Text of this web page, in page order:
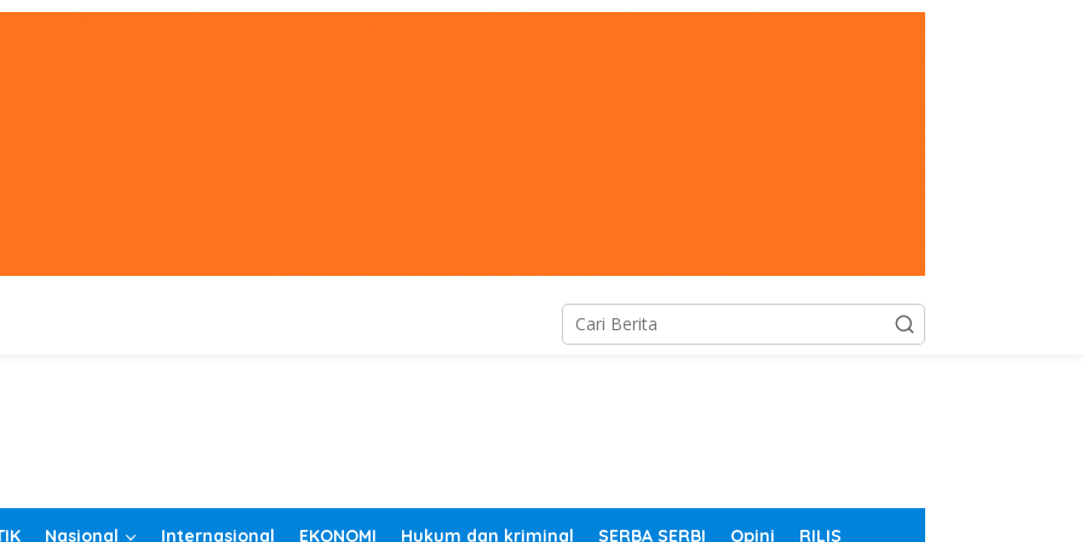
Nasional Internasional EKONOMI Hukum dan kriminal SERBA SERBI Opini RILIS